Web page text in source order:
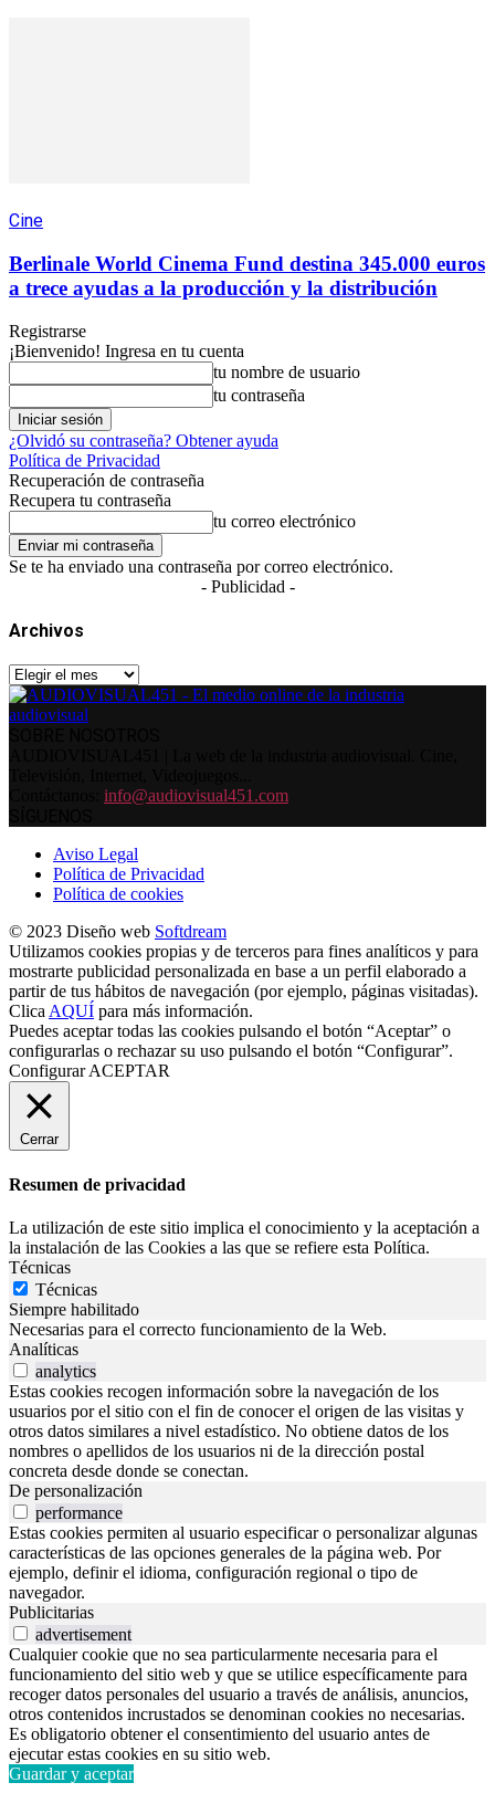
Cine
Berlinale World Cinema Fund destina 345.000 euros
a trece ayudas a la producción y la distribución
Registrarse
¡Bienvenido! Ingresa en tu cuenta
tu nombre de usuario
tu contraseña
¿Olvidó su contraseña? Obtener ayuda
Política de Privacidad
Recuperación de contraseña
Recupera tu contraseña
tu correo electrónico
Se te ha enviado una contraseña por correo electrónico.
- Publicidad -
Archivos
Archivos
info@audiovisual451.com
Aviso Legal
Política de Privacidad
Política de cookies
© 2023 Diseño web Softdream
Utilizamos cookies propias y de terceros para fines analíticos y para
mostrarte publicidad personalizada en base a un perfil elaborado a
partir de tus hábitos de navegación (por ejemplo, páginas visitadas).
ClicaAQUÍ para más información.
Puedes aceptar todas las cookies pulsando el botón “Aceptar” o
configurarlas o rechazar su uso pulsando el botón “Configurar”.
ConfigurarACEPTAR
Cerrar
Resumen de privacidad
La utilización de este sitio implica el conocimiento y la aceptación a
la instalación de las Cookies a las que se refiere esta Política.
Técnicas
Técnicas
Siempre habilitado
Necesarias para el correcto funcionamiento de la Web.
Analíticas
analytics
Estas cookies recogen información sobre la navegación de los
usuarios por el sitio con el fin de conocer el origen de las visitas y
otros datos similares a nivel estadístico. No obtiene datos de los
nombres o apellidos de los usuarios ni de la dirección postal
concreta desde donde se conectan.
De personalización
performance
Estas cookies permiten al usuario especificar o personalizar algunas
características de las opciones generales de la página web. Por
ejemplo, definir el idioma, configuración regional o tipo de
navegador.
Publicitarias
advertisement
Cualquier cookie que no sea particularmente necesaria para el
funcionamiento del sitio web y que se utilice específicamente para
recoger datos personales del usuario a través de análisis, anuncios,
otros contenidos incrustados se denominan cookies no necesarias.
Es obligatorio obtener el consentimiento del usuario antes de
ejecutar estas cookies en su sitio web.
Guardar y aceptar